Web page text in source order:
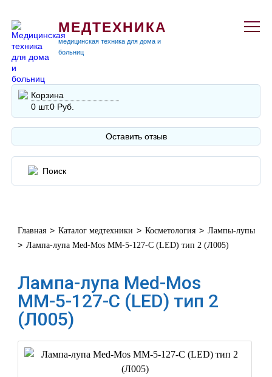
МЕДТЕХНИКА
медицинская техника для дома и
больниц
Корзина
0 шт.0 Руб.
Оставить отзыв
Главная > Каталог медтехники > Косметология > Лампы-лупы
> Лампа-лупа Med-Mos ММ-5-127-С (LED) тип 2 (Л005)
Лампа-лупа Med-Mos
ММ-5-127-С (LED) тип 2
(Л005)